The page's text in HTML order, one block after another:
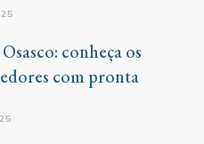
conheça os
com pronta